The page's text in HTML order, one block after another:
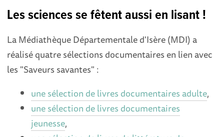
Les sciences se fêtent aussi en lisant !
La Médiathèque Départementale d'Isère (MDI) a
réalisé quatre sélections documentaires en lien avec
les "Saveurs savantes" :
une sélection de livres documentaires adulte,
une sélection de livres documentaires
jeunesse,